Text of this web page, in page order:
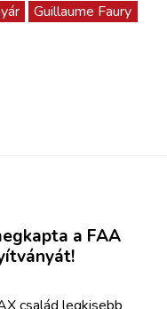
Guillaume Faury
a FAA
család legkisebb